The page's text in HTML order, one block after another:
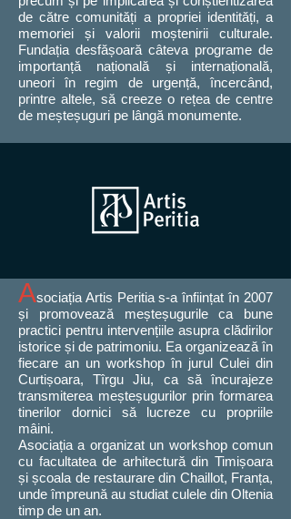
Asociația Artis Peritia s-a înființat în 2007
și promovează meșteșugurile ca bune
practici pentru intervențiile asupra clădirilor
istorice și de patrimoniu. Ea organizează în
fiecare an un workshop în jurul Culei din
Curtișoara, Tîrgu Jiu, ca să încurajeze
transmiterea meșteșugurilor prin formarea
tinerilor dornici să lucreze cu propriile
mâini.
Asociația a organizat un workshop comun
cu facultatea de arhitectură din Timișoara
și școala de restaurare din Chaillot, Franța,
unde împreună au studiat culele din Oltenia
timp de un an.
de către comunități a propriei identități, a
memoriei și valorii moștenirii culturale.
Fundația desfășoară câteva programe de
importanță națională și internațională,
uneori în regim de urgență, încercând,
printre altele, să creeze o rețea de centre
de meșteșuguri pe lângă monumente.